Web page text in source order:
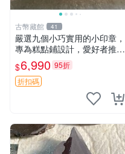
古幣藏館 41
嚴選九個小巧實用的小印章，
專為糕點鋪設計，愛好者推薦
收藏 印章 小工具 糕點店具
$6,990 95折
折扣碼